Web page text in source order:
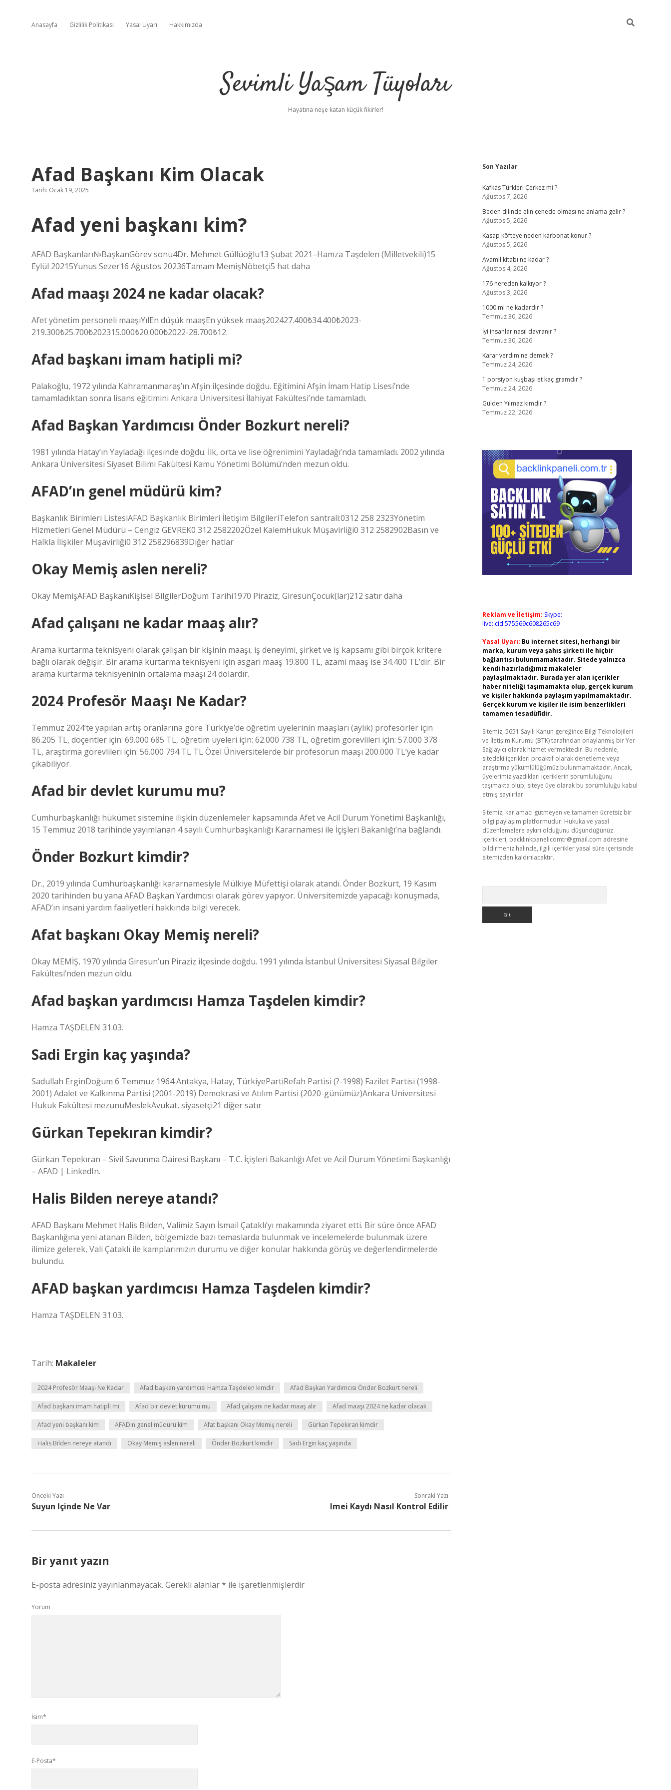
Anasayfa Gizlilik Politikası Yasal Uyarı Hakkımızda
Sevimli Yaşam Tüyoları
Hayatına neşe katan küçük fikirler!
Afad Başkanı Kim Olacak
Tarih: Ocak 19, 2025
Afad yeni başkanı kim?
AFAD Başkanları№BaşkanGörev sonu4Dr. Mehmet Güllüoğlu13 Şubat 2021–Hamza Taşdelen (Milletvekili)15
Eylül 20215Yunus Sezer16 Ağustos 20236Tamam MemişNöbetçi5 hat daha
Afad maaşı 2024 ne kadar olacak?
Afet yönetim personeli maaşıYılEn düşük maaşEn yüksek maaş202427.400₺34.400₺2023-
219.300₺25.700₺202315.000₺20.000₺2022-28.700₺12.
Afad başkanı imam hatipli mi?
Palakoğlu, 1972 yılında Kahramanmaraş’ın Afşin ilçesinde doğdu. Eğitimini Afşin İmam Hatip Lisesi’nde
tamamladıktan sonra lisans eğitimini Ankara Üniversitesi İlahiyat Fakültesi’nde tamamladı.
Afad Başkan Yardımcısı Önder Bozkurt nereli?
1981 yılında Hatay’ın Yayladağı ilçesinde doğdu. İlk, orta ve lise öğrenimini Yayladağı’nda tamamladı. 2002 yılında
Ankara Üniversitesi Siyaset Bilimi Fakültesi Kamu Yönetimi Bölümü’nden mezun oldu.
AFAD’ın genel müdürü kim?
Başkanlık Birimleri ListesiAFAD Başkanlık Birimleri İletişim BilgileriTelefon santrali:0312 258 2323Yönetim
Hizmetleri Genel Müdürü – Cengiz GEVREK0 312 2582202Özel KalemHukuk Müşavirliği0 312 2582902Basın ve
Halkla İlişkiler Müşavirliği0 312 258296839Diğer hatlar
Okay Memiş aslen nereli?
Okay MemişAFAD BaşkanıKişisel BilgilerDoğum Tarihi1970 Piraziz, GiresunÇocuk(lar)212 satır daha
Afad çalışanı ne kadar maaş alır?
Arama kurtarma teknisyeni olarak çalışan bir kişinin maaşı, iş deneyimi, şirket ve iş kapsamı gibi birçok kritere
bağlı olarak değişir. Bir arama kurtarma teknisyeni için asgari maaş 19.800 TL, azami maaş ise 34.400 TL’dir. Bir
arama kurtarma teknisyeninin ortalama maaşı 24 dolardır.
2024 Profesör Maaşı Ne Kadar?
Temmuz 2024’te yapılan artış oranlarına göre Türkiye’de öğretim üyelerinin maaşları (aylık) profesörler için
86.205 TL, doçentler için: 69.000 685 TL, öğretim üyeleri için: 62.000 738 TL, öğretim görevlileri için: 57.000 378
TL, araştırma görevlileri için: 56.000 794 TL TL Özel Üniversitelerde bir profesörün maaşı 200.000 TL’ye kadar
çıkabiliyor.
Afad bir devlet kurumu mu?
Cumhurbaşkanlığı hükümet sistemine ilişkin düzenlemeler kapsamında Afet ve Acil Durum Yönetimi Başkanlığı,
15 Temmuz 2018 tarihinde yayımlanan 4 sayılı Cumhurbaşkanlığı Kararnamesi ile İçişleri Bakanlığı’na bağlandı.
Önder Bozkurt kimdir?
Dr., 2019 yılında Cumhurbaşkanlığı kararnamesiyle Mülkiye Müfettişi olarak atandı. Önder Bozkurt, 19 Kasım
2020 tarihinden bu yana AFAD Başkan Yardımcısı olarak görev yapıyor. Üniversitemizde yapacağı konuşmada,
AFAD’ın insani yardım faaliyetleri hakkında bilgi verecek.
Afat başkanı Okay Memiş nereli?
Okay MEMİŞ, 1970 yılında Giresun’un Piraziz ilçesinde doğdu. 1991 yılında İstanbul Üniversitesi Siyasal Bilgiler
Fakültesi’nden mezun oldu.
Afad başkan yardımcısı Hamza Taşdelen kimdir?
Hamza TAŞDELEN 31.03.
Sadi Ergin kaç yaşında?
Sadullah ErginDoğum 6 Temmuz 1964 Antakya, Hatay, TürkiyePartiRefah Partisi (?-1998) Fazilet Partisi (1998-
2001) Adalet ve Kalkınma Partisi (2001-2019) Demokrasi ve Atılım Partisi (2020-günümüz)Ankara Üniversitesi
Hukuk Fakültesi mezunuMeslekAvukat, siyasetçi21 diğer satır
Gürkan Tepekıran kimdir?
Gürkan Tepekıran – Sivil Savunma Dairesi Başkanı – ​​T.C. İçişleri Bakanlığı Afet ve Acil Durum Yönetimi Başkanlığı
– AFAD | LinkedIn.
Halis Bilden nereye atandı?
AFAD Başkanı Mehmet Halis Bilden, Valimiz Sayın İsmail Çataklı’yı makamında ziyaret etti. Bir süre önce AFAD
Başkanlığına yeni atanan Bilden, bölgemizde bazı temaslarda bulunmak ve incelemelerde bulunmak üzere
ilimize gelerek, Vali Çataklı ile kamplarımızın durumu ve diğer konular hakkında görüş ve değerlendirmelerde
bulundu.
AFAD başkan yardımcısı Hamza Taşdelen kimdir?
Hamza TAŞDELEN 31.03.
Tarih: Makaleler
2024 Profesör Maaşı Ne Kadar Afad başkan yardımcısı Hamza Taşdelen kimdir Afad Başkan Yardımcısı Önder Bozkurt nereli
Afad başkanı imam hatipli mi Afad bir devlet kurumu mu Afad çalışanı ne kadar maaş alır Afad maaşı 2024 ne kadar olacak
Afad yeni başkanı kim AFADın genel müdürü kim Afat başkanı Okay Memiş nereli Gürkan Tepekıran kimdir
Halis Bilden nereye atandı Okay Memiş aslen nereli Önder Bozkurt kimdir Sadi Ergin kaç yaşında
Önceki Yazı
Suyun Içinde Ne Var
Sonraki Yazı
Imei Kaydı Nasıl Kontrol Edilir
Bir yanıt yazın
E-posta adresiniz yayınlanmayacak. Gerekli alanlar* ile işaretlenmişlerdir
Yorum
İsim*
E-Posta*
Sidebar
Son Yazılar
Kafkas Türkleri Çerkez mi ?
Ağustos 7, 2026
Beden dilinde elin çenede olması ne anlama gelir ?
Ağustos 5, 2026
Kasap köfteye neden karbonat konur ?
Ağustos 5, 2026
Avamil kitabı ne kadar ?
Ağustos 4, 2026
176 nereden kalkıyor ?
Ağustos 3, 2026
1000 ml ne kadardır ?
Temmuz 30, 2026
İyi insanlar nasıl davranır ?
Temmuz 30, 2026
Karar verdim ne demek ?
Temmuz 24, 2026
1 porsiyon kuşbaşı et kaç gramdır ?
Temmuz 24, 2026
Gülden Yılmaz kimdir ?
Temmuz 22, 2026
Reklam ve İletişim: Skype:
live:.cid.575569c608265c69
Yasal Uyarı: Bu internet sitesi, herhangi bir
marka, kurum veya şahıs şirketi ile hiçbir
bağlantısı bulunmamaktadır. Sitede yalnızca
kendi hazırladığımız makaleler
paylaşılmaktadır. Burada yer alan içerikler
haber niteliği taşımamakta olup, gerçek kurum
ve kişiler hakkında paylaşım yapılmamaktadır.
Gerçek kurum ve kişiler ile isim benzerlikleri
tamamen tesadüfidir.
Sitemiz, 5651 Sayılı Kanun gereğince Bilgi Teknolojileri
ve İletişim Kurumu (BTK) tarafından onaylanmış bir Yer
Sağlayıcı olarak hizmet vermektedir. Bu nedenle,
sitedeki içerikleri proaktif olarak denetleme veya
araştırma yükümlülüğümüz bulunmamaktadır. Ancak,
üyelerimiz yazdıkları içeriklerin sorumluluğunu
taşımakta olup, siteye üye olarak bu sorumluluğu kabul
etmiş sayılırlar.
Sitemiz, kar amacı gütmeyen ve tamamen ücretsiz bir
bilgi paylaşım platformudur. Hukuka ve yasal
düzenlemelere aykırı olduğunu düşündüğünüz
içerikleri, backlinkpanelicomtr@gmail.com adresine
bildirmeniz halinde, ilgili içerikler yasal süre içerisinde
sitemizden kaldırılacaktır.